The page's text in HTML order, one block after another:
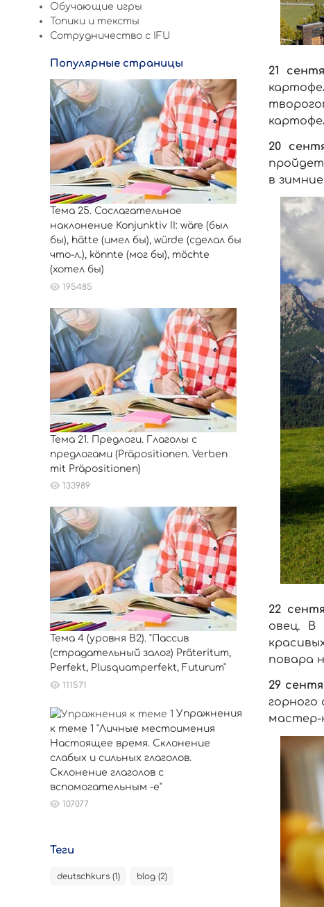
Обучающие игры
Топики и тексты
Сотрудничество c IFU
Популярные страницы
Тема 25. Сослагательное
наклонение Konjunktiv II: wäre (был
бы), hätte (имел бы), würde (сделал бы
что-л.), könnte (мог бы), möchte
(хотел бы)
195485
Тема 21. Предлоги. Глаголы с
предлогами (Präpositionen. Verben
mit Präpositionen)
133989
Тема 4 (уровня B2). "Пассив
(страдательный залог) Präteritum,
Perfekt, Plusquamperfekt, Futurum"
111571
Упражнения
к теме 1 "Личные местоимения
Настоящее время. Склонение
слабых и сильных глаголов.
Склонение глаголов с
вспомогательным -е"
107077
Теги
deutschkurs (1) blog (2)
21
20
в
22
овец. В
повара
29
горного
мастер-